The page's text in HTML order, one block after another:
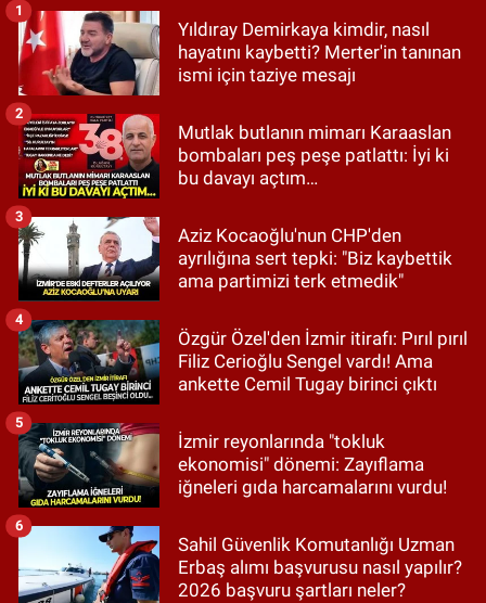
Yıldıray Demirkaya kimdir, nasıl
hayatını kaybetti? Merter'in tanınan
ismi için taziye mesajı
1
Mutlak butlanın mimarı Karaaslan
bombaları peş peşe patlattı: İyi ki
bu davayı açtım…
2
Aziz Kocaoğlu'nun CHP'den
ayrılığına sert tepki: "Biz kaybettik
ama partimizi terk etmedik"
3
Özgür Özel'den İzmir itirafı: Pırıl pırıl
Filiz Cerioğlu Sengel vardı! Ama
ankette Cemil Tugay birinci çıktı
4
İzmir reyonlarında "tokluk
ekonomisi" dönemi: Zayıflama
iğneleri gıda harcamalarını vurdu!
5
Sahil Güvenlik Komutanlığı Uzman
Erbaş alımı başvurusu nasıl yapılır?
2026 başvuru şartları neler?
6